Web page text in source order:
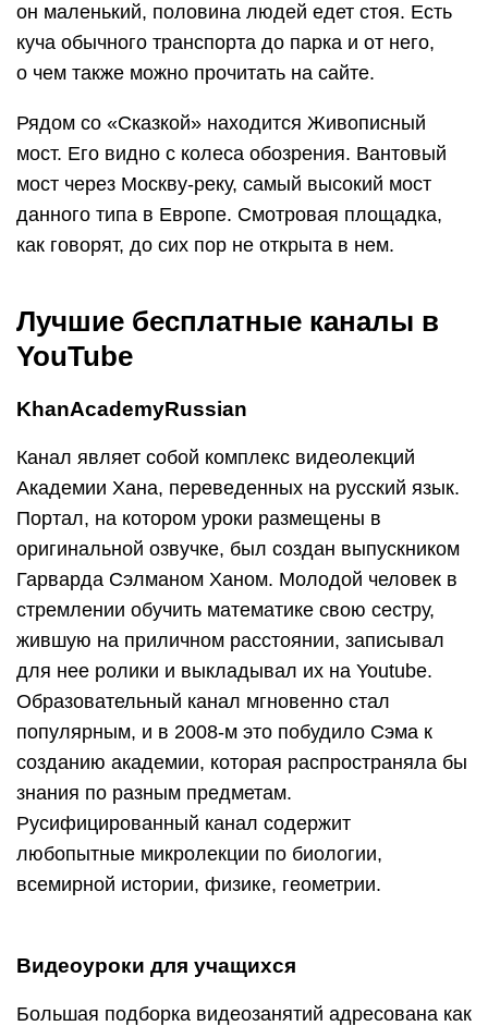
он маленький, половина людей едет стоя. Есть
куча обычного транспорта до парка и от него,
о чем также можно прочитать на сайте.
Рядом со «Сказкой» находится Живописный
мост. Его видно с колеса обозрения. Вантовый
мост через Москву-реку, самый высокий мост
данного типа в Европе. Смотровая площадка,
как говорят, до сих пор не открыта в нем.
Лучшие бесплатные каналы в
YouTube
KhanAcademyRussian
Канал являет собой комплекс видеолекций
Академии Хана, переведенных на русский язык.
Портал, на котором уроки размещены в
оригинальной озвучке, был создан выпускником
Гарварда Сэлманом Ханом. Молодой человек в
стремлении обучить математике свою сестру,
жившую на приличном расстоянии, записывал
для нее ролики и выкладывал их на Youtube.
Образовательный канал мгновенно стал
популярным, и в 2008-м это побудило Сэма к
созданию академии, которая распространяла бы
знания по разным предметам.
Русифицированный канал содержит
любопытные микролекции по биологии,
всемирной истории, физике, геометрии.
Видеоуроки для учащихся
Большая подборка видеозанятий адресована как